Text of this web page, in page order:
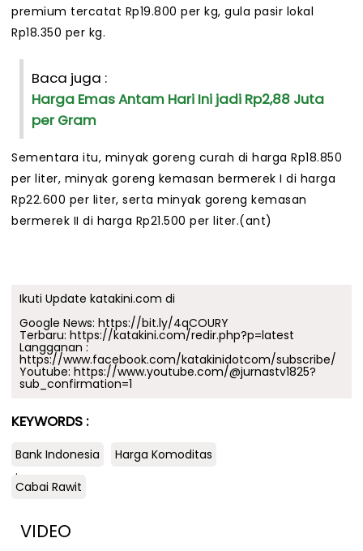
premium tercatat Rp19.800 per kg, gula pasir lokal
Rp18.350 per kg.
Baca juga :
Harga Emas Antam Hari Ini jadi Rp2,88 Juta
per Gram
Sementara itu, minyak goreng curah di harga Rp18.850
per liter, minyak goreng kemasan bermerek I di harga
Rp22.600 per liter, serta minyak goreng kemasan
bermerek II di harga Rp21.500 per liter.(ant)
Ikuti Update katakini.com di
Google News: https://bit.ly/4qCOURY
Terbaru: https://katakini.com/redir.php?p=latest
Langganan :
https://www.facebook.com/katakinidotcom/subscribe/
Youtube: https://www.youtube.com/@jurnastv1825?
sub_confirmation=1
KEYWORDS :
Bank Indonesia
Harga Komoditas
.
Cabai Rawit
VIDEO